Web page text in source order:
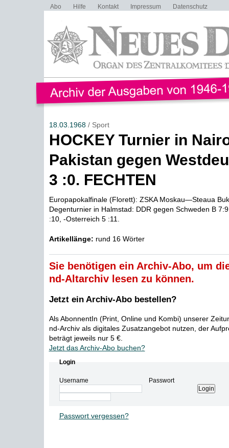
Abo Hilfe Kontakt Impressum Datenschutz
18.03.1968/ Sport
HOCKEY Turnier in
Pakistan gegen
3 :0. FECHTEN
Europapokalfinale (Florett): ZSKA Moskau—Steaua
Degenturnier in Halmstad: DDR gegen Schweden B
:10, -Osterreich 5 :11.
Artikellänge: rund 16 Wörter
Sie benötigen ein Archiv-Abo, um
nd-Altarchiv lesen zu können.
Jetzt ein Archiv-Abo bestellen?
Als AbonnentIn (Print, Online und Kombi) unserer
nd-Archiv als digitales Zusatzangebot nutzen, der
beträgt jeweils nur 5 €.
Jetzt das Archiv-Abo buchen?
Login
Username Passwort
Passwort vergessen?